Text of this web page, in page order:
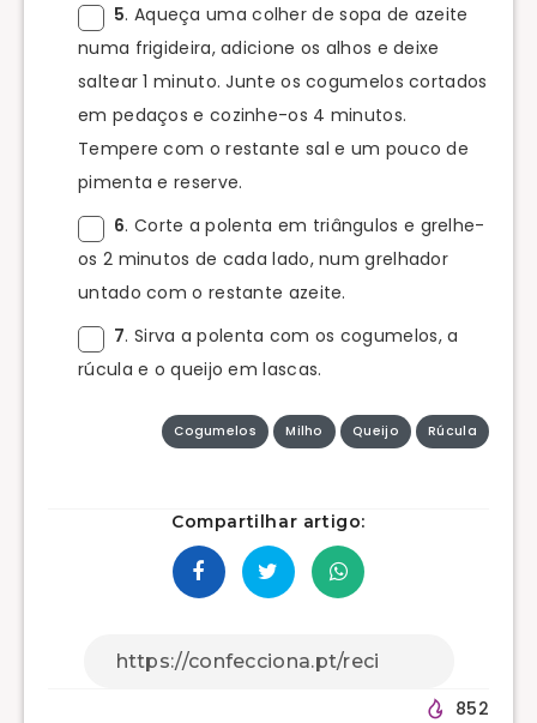
5. Aqueça uma colher de sopa de azeite
numa frigideira, adicione os alhos e deixe
saltear 1 minuto. Junte os cogumelos cortados
em pedaços e cozinhe-os 4 minutos.
Tempere com o restante sal e um pouco de
pimenta e reserve.
6. Corte a polenta em triângulos e grelhe-
os 2 minutos de cada lado, num grelhador
untado com o restante azeite.
7. Sirva a polenta com os cogumelos, a
rúcula e o queijo em lascas.
Cogumelos Milho Queijo Rúcula
Compartilhar artigo:
852